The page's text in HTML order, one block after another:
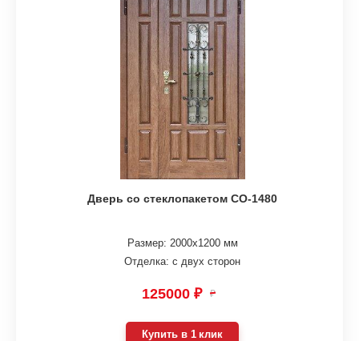
Дверь со стеклопакетом СО-1480
Размер: 2000х1200 мм
Отделка: с двух сторон
125000 ₽ ₽
Купить в 1 клик